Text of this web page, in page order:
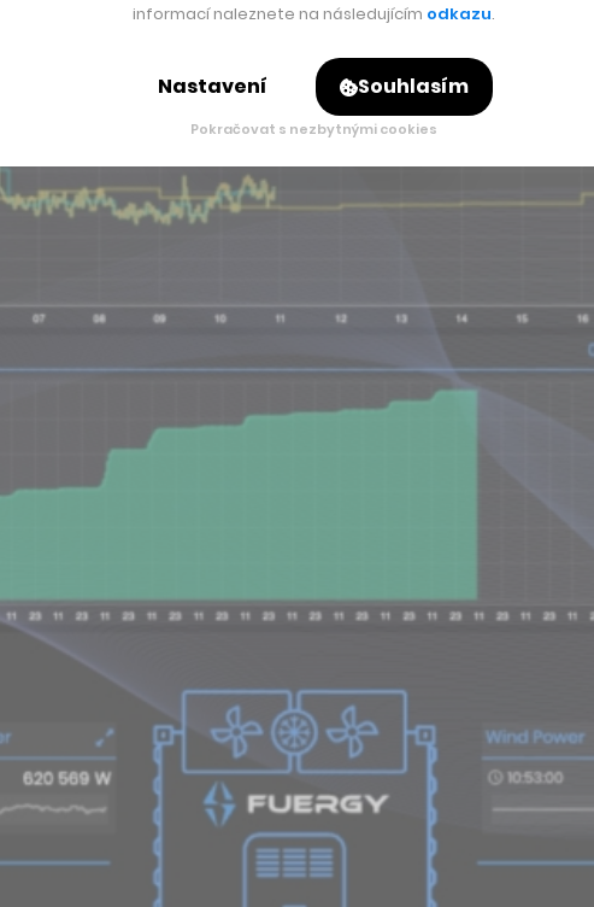
vybavený. Pojem „baterie“ tu totiž představuje úložiště
že systémy řídí umělá inteligence. Právě ona na základě dat o
informací naleznete na následujícím odkazu.
Nastavení Souhlasím
Pokračovat s nezbytnými cookies